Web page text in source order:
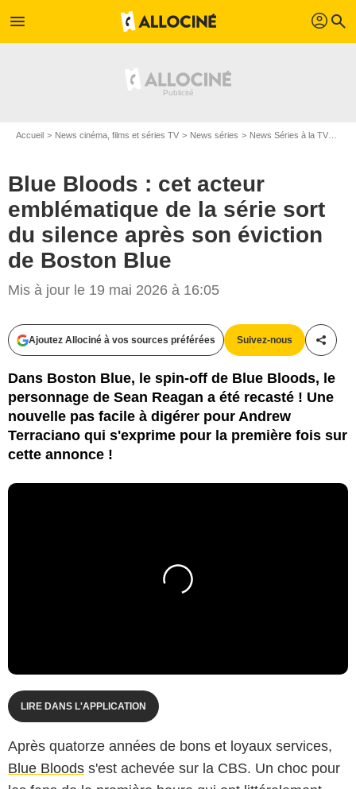
menu profil search
Accueil News cinéma, films et séries TV News séries News Séries à la TV
Blue Bloods : cet acteur
emblématique de la série sort
du silence après son éviction
de Boston Blue
Mis à jour le 19 mai 2026 à 16:05
Ajoutez Allociné à vos sources préférées Suivez-nous
Dans Boston Blue, le spin-off de Blue Bloods, le
personnage de Sean Reagan a été recasté ! Une
nouvelle pas facile à digérer pour Andrew
Terraciano qui s'exprime pour la première fois sur
cette annonce !
LIRE DANS L'APPLICATION
Après quatorze années de bons et loyaux services,
Blue Bloods s'est achevée sur la CBS. Un choc pour